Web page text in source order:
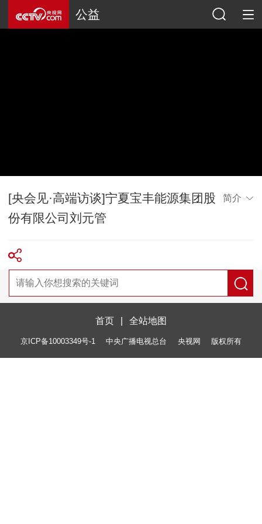
公益
[央会见·高端访谈]宁夏宝丰能源集团股
份有限公司刘元管
简介
首页 全站地图
京ICP备10003349号-1 中央广播电视总台 央视网 版权所有